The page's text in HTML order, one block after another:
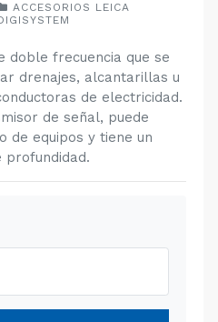
ACCESORIOS LEICA
doble frecuencia que se
drenajes, alcantarillas u
de electricidad.
de señal, puede
de equipos y tiene un
profundidad.